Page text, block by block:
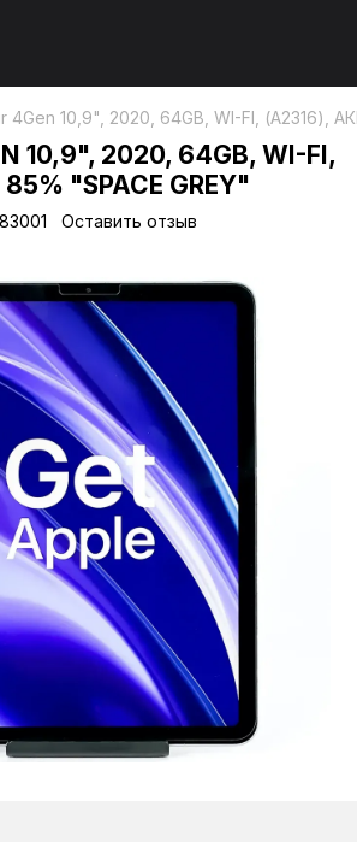
4Gen 10,9", 2020, 64GB, WI-FI, (А2316),
10,9", 2020, 64GB, WI-FI,
"SPACE GREY"
Оставить отзыв